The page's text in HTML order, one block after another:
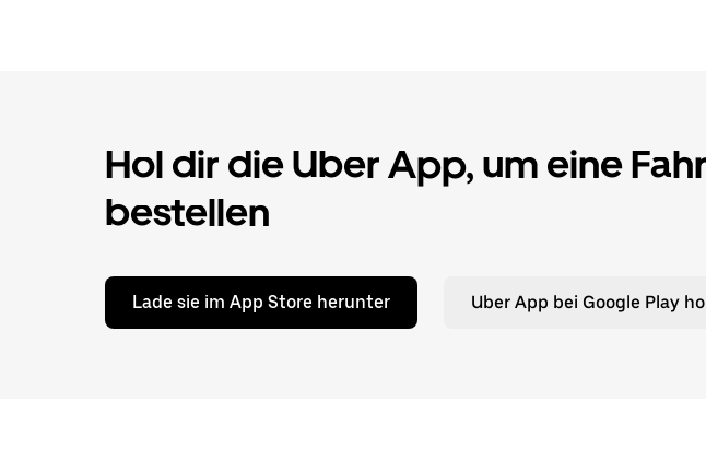
Hol dir die Uber App, um eine
bestellen
Lade sie im App Store herunter Uber App bei Google Play